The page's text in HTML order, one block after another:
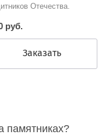
Отечества.
руб.
Заказать
памятниках?